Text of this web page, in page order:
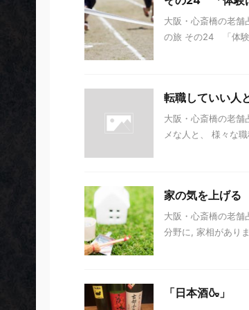
大阪・心斎橋の老
の旅 その24 「体
転職していい人
大阪・心斎橋の老
メな人と、 様々な
家の気を上げる
大阪・心斎橋の老
分野に, 家相があり
「日本酒🍶」